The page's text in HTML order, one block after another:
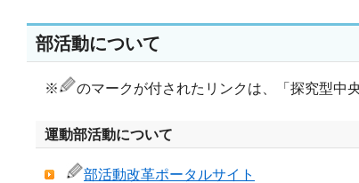
部活動について
※ のマークが付されたリンクは、「探究型中
運動部活動について
部活動改革ポータルサイト